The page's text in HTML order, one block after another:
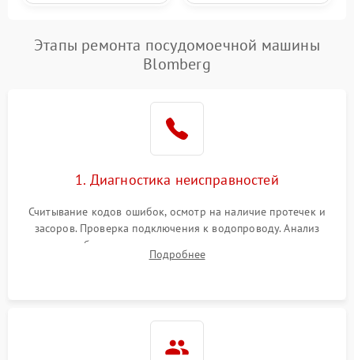
Этапы ремонта посудомоечной машины
Blomberg
1. Диагностика неисправностей
Считывание кодов ошибок, осмотр на наличие протечек и
засоров. Проверка подключения к водопроводу. Анализ
жалоб на отсутствие слива, нагрева, вращения
разбрызгивателей или срабатывание системы защиты
Подробнее